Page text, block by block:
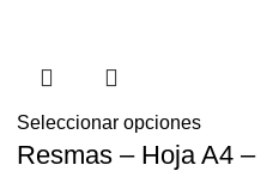
Seleccionar opciones
Resmas – Hoja A4 –